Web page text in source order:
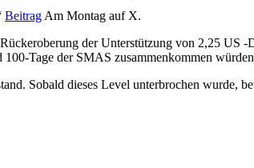
Beitrag Am Montag auf X.
der Unterstützung von 2,25 US
Tage der SMAS zusammenkommen
Sobald dieses Level unterbrochen wurde,